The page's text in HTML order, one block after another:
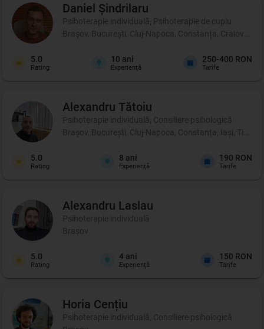
Daniel Șindrilaru
Psihoterapie individuală, Psihoterapie de cuplu
Brașov, București, Cluj-Napoca, Constanța, Craiova,
5.0
Rating
10 ani
Experienţă
250-400 RON
Tarife
Alexandru Tătoiu
Psihoterapie individuală, Consiliere psihologică
Brașov, București, Cluj-Napoca, Constanța, Iași,
5.0
Rating
8 ani
Experienţă
190 RON
Tarife
Alexandru Laslau
Psihoterapie individuală
Brașov
5.0
Rating
4 ani
Experienţă
150 RON
Tarife
Horia Cențiu
Psihoterapie individuală, Consiliere psihologică